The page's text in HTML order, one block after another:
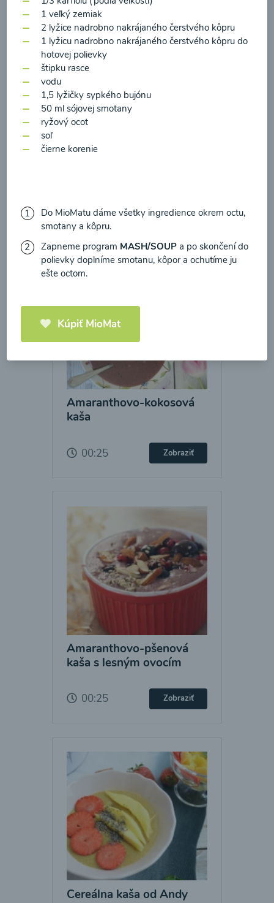
Brokolicové cappuccino
Kaše
Amaranthovo-kokosová
kaša
00:25 Zobraziť
Amaranthovo-pšenová
kaša s lesným ovocím
00:25 Zobraziť
Cereálna kaša od Andy
1 veľký zemiak
2 lyžice nadrobno nakrájaného čerstvého kôpru
1 lyžicu nadrobno nakrájaného čerstvého kôpru do
hotovej polievky
štipku rasce
vodu
1,5 lyžičky sypkého bujónu
50 ml sójovej smotany
ryžový ocot
soľ
čierne korenie
Do MioMatu dáme všetky ingredience okrem octu,
smotany a kôpru.
Zapneme program MASH/SOUP a po skončení do
polievky doplníme smotanu, kôpor a ochutíme ju
ešte octom.
Kúpiť MioMat
prečítal(a)informácie o Ochrane osobných
údajova súhlasím s nimi.